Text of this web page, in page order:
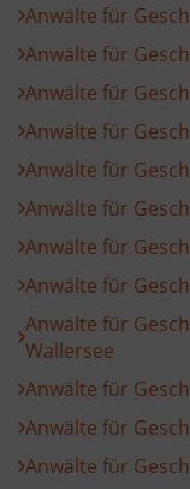
Anwälte für
Anwälte für
Anwälte für
Anwälte für
Anwälte für
Anwälte für
Anwälte für
Anwälte für
Anwälte für
Wallersee
Anwälte für
Anwälte für
Anwälte für